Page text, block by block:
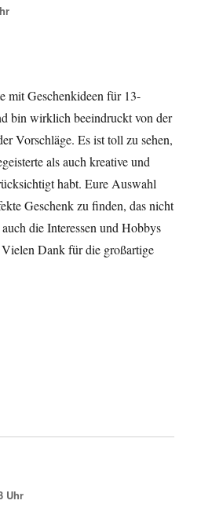
mit Geschenkideen für 13-
bin wirklich beeindruckt von der
Vorschläge. Es ist toll zu sehen,
als auch kreative und
habt. Eure Auswahl
Geschenk zu finden, das nicht
die Interessen und Hobbys
Dank für die großartige
Uhr